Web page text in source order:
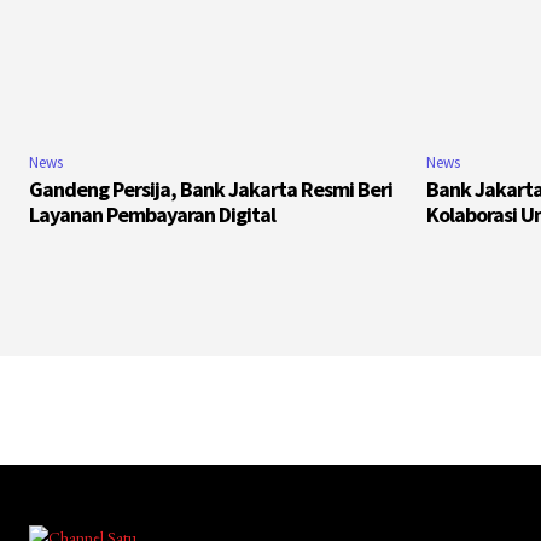
News
Gandeng Persija, Bank Jakarta Resmi Beri
Layanan Pembayaran Digital
News
Bank
Kolaborasi